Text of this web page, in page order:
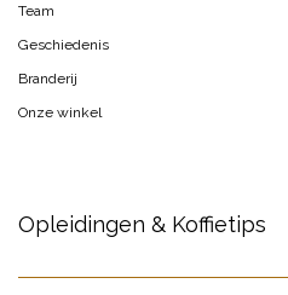
Team
Geschiedenis
Branderij
Onze winkel
Opleidingen & Koffietips